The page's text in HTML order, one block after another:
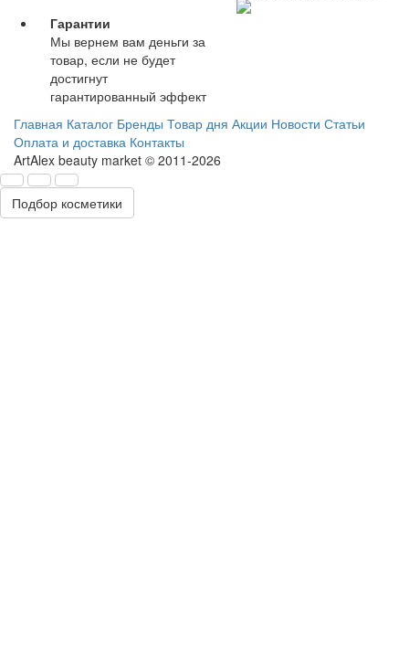
Гарантии
Мы вернем вам деньги за
товар, если не будет
достигнут
гарантированный эффект
Главная Каталог Бренды Товар дня Акции Новости Статьи
Оплата и доставка Контакты
ArtAlex beauty market © 2011-2026
Подбор косметики